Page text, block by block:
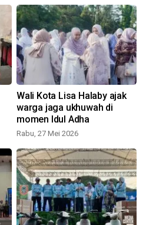
Wali Kota Lisa Halaby ajak
warga jaga ukhuwah di
momen Idul Adha
Rabu, 27 Mei 2026